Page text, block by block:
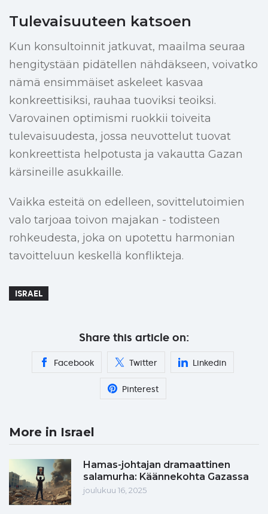
Tulevaisuuteen katsoen
Kun konsultoinnit jatkuvat, maailma seuraa
hengitystään pidätellen nähdäkseen, voivatko
nämä ensimmäiset askeleet kasvaa
konkreettisiksi, rauhaa tuoviksi teoiksi.
Varovainen optimismi ruokkii toiveita
tulevaisuudesta, jossa neuvottelut tuovat
konkreettista helpotusta ja vakautta Gazan
kärsineille asukkaille.
Vaikka esteitä on edelleen, sovittelutoimien
valo tarjoaa toivon majakan - todisteen
rohkeudesta, joka on upotettu harmonian
tavoitteluun keskellä konflikteja.
ISRAEL
Share this article on:
Facebook Twitter Linkedin
Pinterest
More in Israel
Hamas-johtajan dramaattinen
salamurha: Käännekohta Gazassa
joulukuu 16, 2025